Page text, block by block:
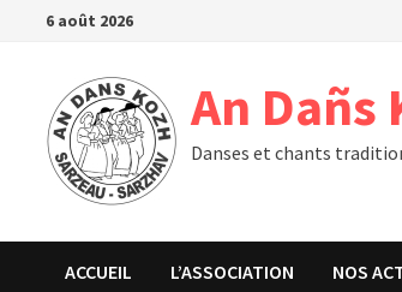
Passer6 août 2026
An Dañs
Danses et chants
ACCUEIL L’ASSOCIATION NOS